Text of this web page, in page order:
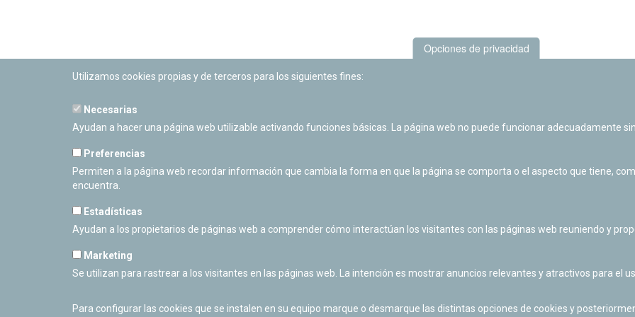
PLANETARIO DE PAMPLONA
Calle Sancho RamÃ­rez, s/n
Cerrado Temporalmente
Opciones de privacidad
Utilizamos cookies propias y de terceros para los siguientes fines:
Necesarias
Ayudan a hacer una página web utilizable activando funciones básicas. La página web no puede funcionar adecuadamente
Preferencias
Permiten a la página web recordar información que cambia la forma en que la página se comporta o el aspecto que tiene,
encuentra.
Estadísticas
Ayudan a los propietarios de páginas web a comprender cómo interactúan los visitantes con las páginas web reuniendo y
Marketing
Se utilizan para rastrear a los visitantes en las páginas web. La intención es mostrar anuncios relevantes y atractivos para el
Para configurar las cookies que se instalen en su equipo marque o desmarque las distintas opciones de cookies y